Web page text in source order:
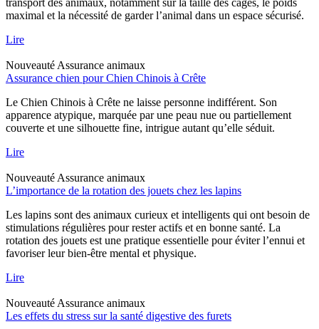
maximal et la nécessité de garder l’animal dans un espace sécurisé.
Lire
Nouveauté Assurance animaux
Assurance chien pour Chien Chinois à Crête
Le Chien Chinois à Crête ne laisse personne indifférent. Son
apparence atypique, marquée par une peau nue ou partiellement
couverte et une silhouette fine, intrigue autant qu’elle séduit.
Lire
Nouveauté Assurance animaux
L’importance de la rotation des jouets chez les lapins
Les lapins sont des animaux curieux et intelligents qui ont besoin de
stimulations régulières pour rester actifs et en bonne santé. La
rotation des jouets est une pratique essentielle pour éviter l’ennui et
favoriser leur bien-être mental et physique.
Lire
Nouveauté Assurance animaux
Les effets du stress sur la santé digestive des furets